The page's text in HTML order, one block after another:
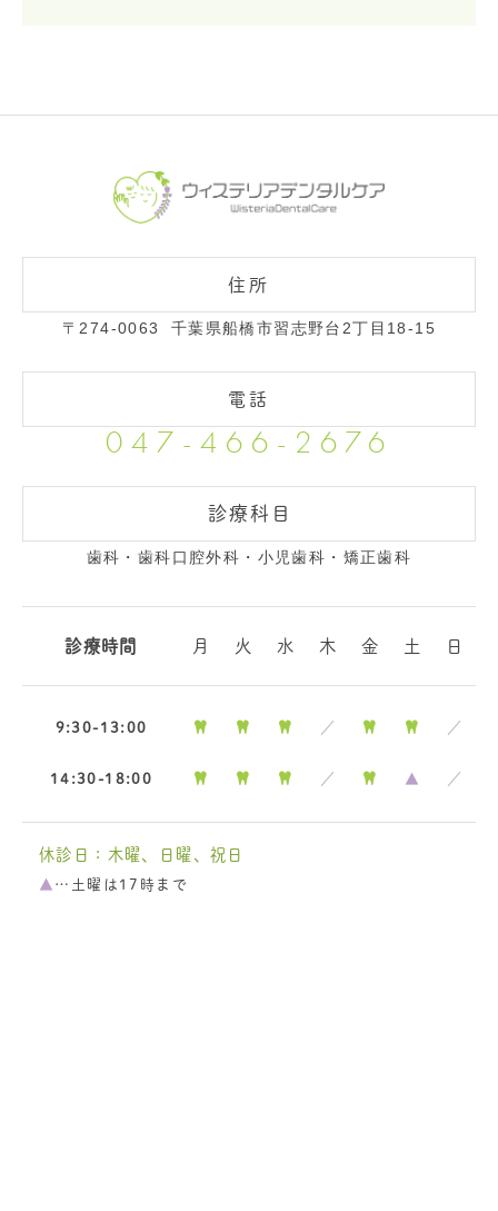
〒274-0063 千葉県船橋市習志野台2丁目18-15
047-466-2676
診療科目
歯科・歯科口腔外科・小児歯科・矯正歯科
診療時間 月 火 水 木 金 土 日
9:30-13:00 ／ ／
14:30-18:00 ／ ▲ ／
休診日：木曜、日曜、祝日
▲ …土曜は17時まで